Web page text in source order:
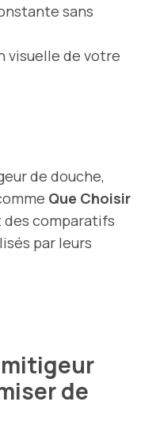
sans
visuelle de votre
de douche,
Que Choisir
des comparatifs
par leurs
de